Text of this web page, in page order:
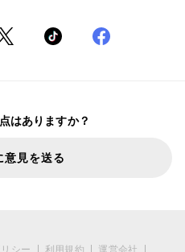
はありますか？
意見を送る
シー 利用規約 運営会社